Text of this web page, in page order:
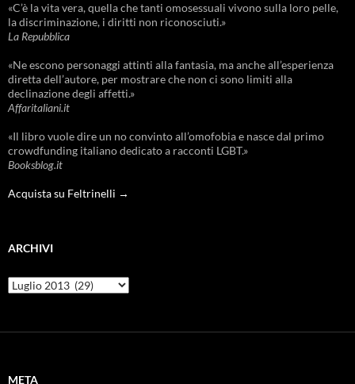
«C’è la vita vera, quella che tanti omosessuali vivono sulla loro pelle,
la discriminazione, i diritti non riconosciuti.»
La Repubblica
«Ne escono personaggi attinti alla fantasia, ma anche all’esperienza
diretta dell’autore, per mostrare che non ci sono limiti alla
declinazione degli affetti.»
Affaritaliani.it
«Il libro vuole dire un no convinto all’omofobia e nasce dal primo
crowdfunding italiano dedicato a racconti LGBT.»
Booksblog.it
Acquista su Feltrinelli →
ARCHIVI
Archivi
META